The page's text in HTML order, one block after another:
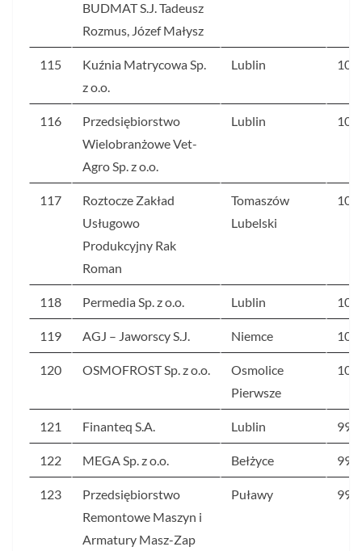
BUDMAT S.J. Tadeusz
Rozmus, Józef Małysz
115
Kuźnia Matrycowa Sp.
z o.o.
Lublin 108
116
Przedsiębiorstwo
Wielobranżowe Vet-
Agro Sp. z o.o.
Lublin
117
Roztocze Zakład
Usługowo
Produkcyjny Rak
Roman
Tomaszów
Lubelski
118 Permedia Sp. z o.o. Lublin
119 AGJ – Jaworscy S.J. Niemce
120 OSMOFROST Sp. z o.o.
Osmolice
Pierwsze
121 Finanteq S.A. Lublin 99,9
122 MEGA Sp. z o.o. Bełżyce 99,8
123
Przedsiębiorstwo
Remontowe Maszyn i
Armatury Masz-Zap
Puławy 99,5